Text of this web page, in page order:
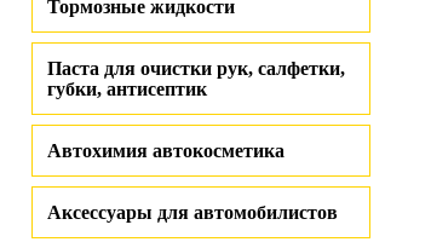
Тормозные жидкости
Паста для очистки рук, салфетки,
губки, антисептик
Автохимия автокосметика
Аксессуары для автомобилистов